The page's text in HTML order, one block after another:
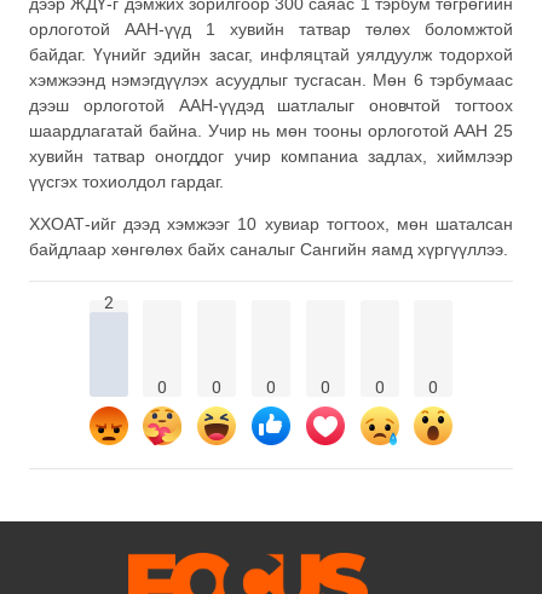
орлоготой ААН-үүд 1 хувийн татвар төлөх боломжтой
байдаг. Үүнийг эдийн засаг, инфляцтай уялдуулж тодорхой
хэмжээнд нэмэгдүүлэх асуудлыг тусгасан. Мөн 6 тэрбумаас
дээш орлоготой ААН-үүдэд шатлалыг оновчтой тогтоох
шаардлагатай байна. Учир нь мөн тооны орлоготой ААН 25
хувийн татвар оногддог учир компаниа задлах, хиймлээр
үүсгэх тохиолдол гардаг.
ХХОАТ-ийг дээд хэмжээг 10 хувиар тогтоох, мөн шаталсан
байдлаар хөнгөлөх байх саналыг Сангийн яамд хүргүүллээ.
2
0 0 0 0 0 0